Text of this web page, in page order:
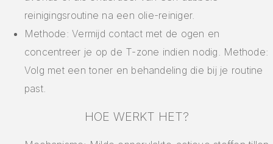
reinigingsroutine na een olie-reiniger.
Methode: Vermijd contact met de ogen en
concentreer je op de T-zone indien nodig. Methode:
Volg met een toner en behandeling die bij je routine
past.
HOE WERKT HET?